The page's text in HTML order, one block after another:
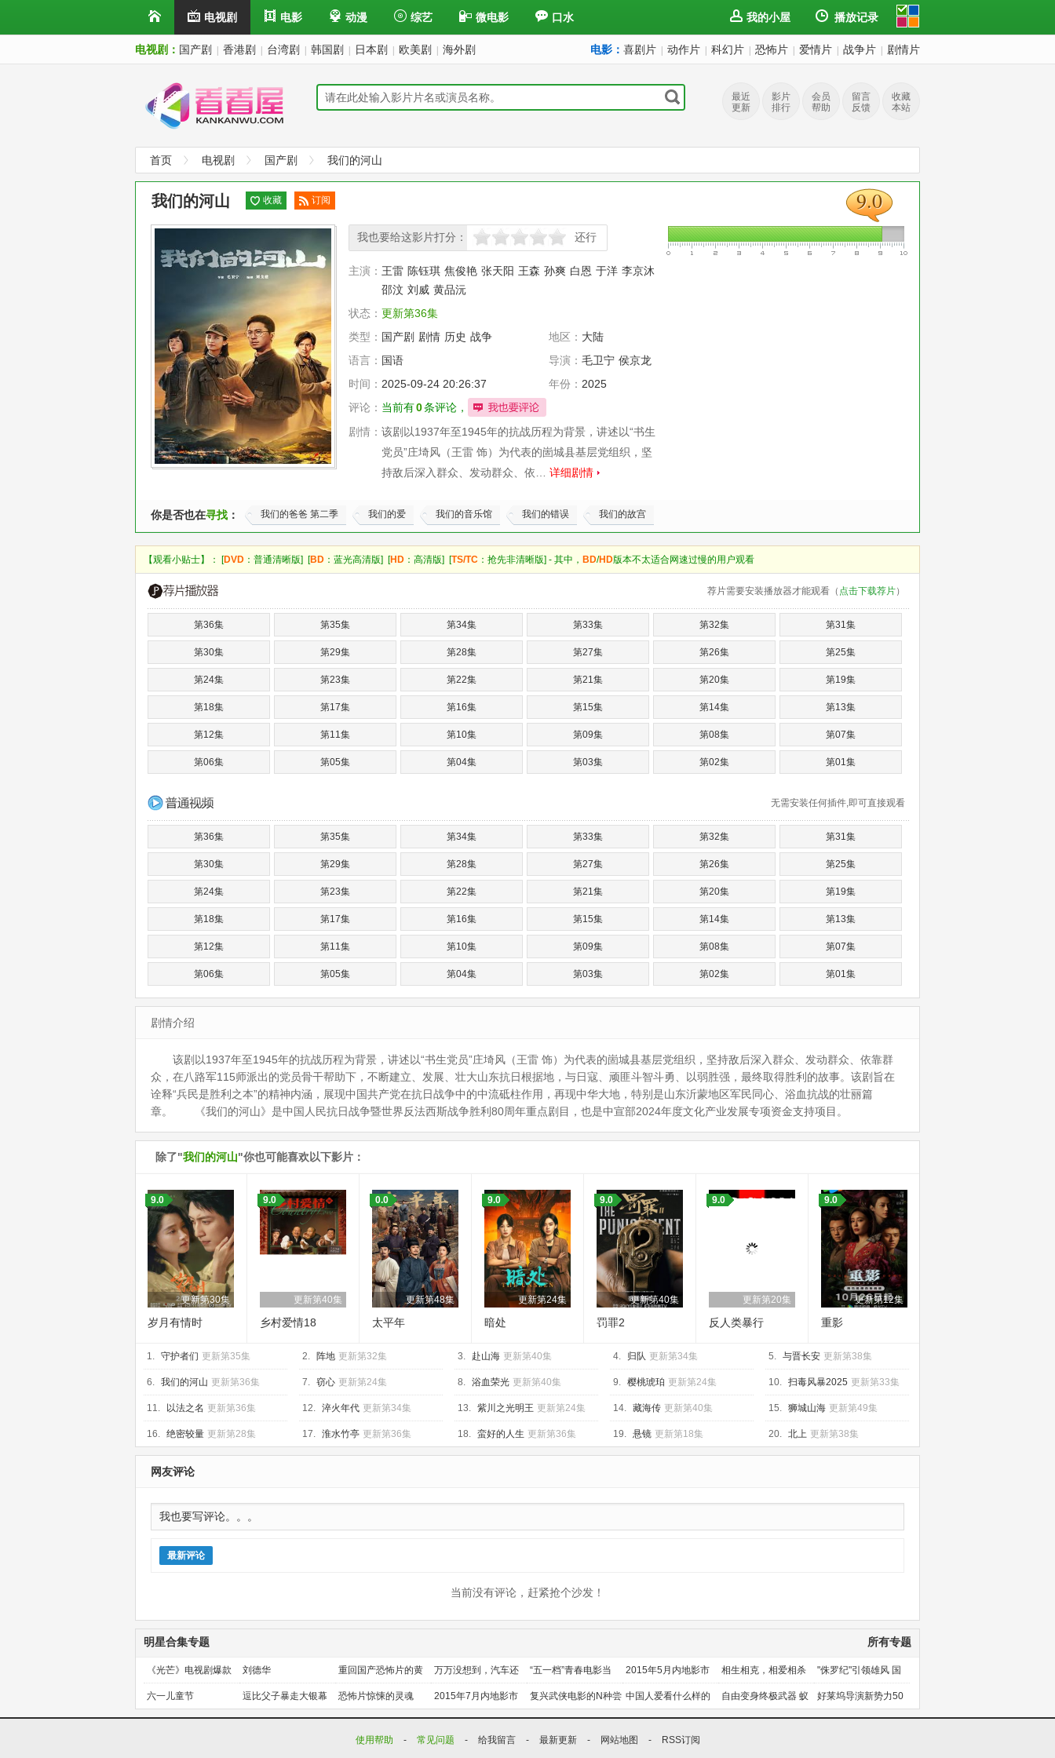
电视剧 电影 动漫 综艺 微电影 口水 我的小屋 播放记录
电视剧： 国产剧 香港剧 台湾剧 韩国剧 日本剧 欧美剧 海外剧 电影： 喜剧片 动作片 科幻片 恐怖片 爱情片 战争片 剧情片
最近
更新
影片
排行
会员
帮助
留言
反馈
收藏
本站
首页 电视剧 国产剧 我们的河山
9.0
9.0
我们的河山 收藏
订阅
我也要给这影片打分：
很差较差 还行推荐 力荐 还行
主演： 王雷 陈钰琪 焦俊艳 张天阳 王森 孙爽 白恩 于洋 李京沐
邵汶 刘威 黄品沅
状态： 更新第36集
类型： 国产剧 剧情 历史 战争 地区： 大陆
语言： 国语 导演： 毛卫宁 侯京龙
王点
时间： 2025-09-24 20:26:37 年份： 2025
评论： 当前有0条评论，
剧情： 该剧以1937年至1945年的抗战历程为背景，讲述以“书生
党员”庄埼风（王雷 饰）为代表的崮城县基层党组织，坚
持敌后深入群众、发动群众、依… 详细剧情
你是否也在寻找 ： 我们的爸爸 第二季 我们的爱 我们的音乐馆 我们的错误 我们的故宫
【观看小贴士】： [DVD ：普通清晰版] [BD ：蓝光高清版] [HD ：高清版] [TS/TC ：抢先非清晰版] - 其中， BD/HD版本不太适合网速过慢的用户观看
荐片需要安装播放器才能观看（ 点击下载荐片）
第36集 第35集 第34集 第33集 第32集 第31集
第30集 第29集 第28集 第27集 第26集 第25集
第24集 第23集 第22集 第21集 第20集 第19集
第18集 第17集 第16集 第15集 第14集 第13集
第12集 第11集 第10集 第09集 第08集 第07集
第06集 第05集 第04集 第03集 第02集 第01集
无需安装任何插件,即可直接观看
第36集 第35集 第34集 第33集 第32集 第31集
第30集 第29集 第28集 第27集 第26集 第25集
第24集 第23集 第22集 第21集 第20集 第19集
第18集 第17集 第16集 第15集 第14集 第13集
第12集 第11集 第10集 第09集 第08集 第07集
第06集 第05集 第04集 第03集 第02集 第01集
剧情介绍
该剧以1937年至1945年的抗战历程为背景，讲述以“书生党员”庄埼风（王雷 饰）为代表的崮城县基层党组织，坚持敌后深入群众、发动群众、依靠群
众，在八路军115师派出的党员骨干帮助下，不断建立、发展、壮大山东抗日根据地，与日寇、顽匪斗智斗勇、以弱胜强，最终取得胜利的故事。该剧旨在
诠释“兵民是胜利之本”的精神内涵，展现中国共产党在抗日战争中的中流砥柱作用，再现中华大地，特别是山东沂蒙地区军民同心、浴血抗战的壮丽篇
章。 《我们的河山》是中国人民抗日战争暨世界反法西斯战争胜利80周年重点剧目，也是中宣部2024年度文化产业发展专项资金支持项目。
除了"我们的河山"你也可能喜欢以下影片：
更新第30集
9.0
岁月有情时
更新第40集
9.0
乡村爱情18
更新第48集
0.0
太平年
更新第24集
9.0
暗处
更新第40集
9.0
罚罪2
更新第20集
9.0
反人类暴行
更新第12集
9.0
重影
1. 守护者们 更新第35集 2. 阵地 更新第32集 3. 赴山海 更新第40集 4. 归队 更新第34集 5. 与晋长安 更新第38集
6. 我们的河山 更新第36集 7. 窃心 更新第24集 8. 浴血荣光 更新第40集 9. 樱桃琥珀 更新第24集 10. 扫毒风暴2025 更新第33集
11. 以法之名 更新第36集 12. 淬火年代 更新第34集 13. 紫川之光明王 更新第24集 14. 藏海传 更新第40集 15. 狮城山海 更新第49集
16. 绝密较量 更新第28集 17. 淮水竹亭 更新第36集 18. 蛮好的人生 更新第36集 19. 悬镜 更新第18集 20. 北上 更新第38集
网友评论
最新评论
当前没有评论，赶紧抢个沙发！
所有专题
明星合集专题
《光芒》电视剧爆款
预定！
刘德华 重回国产恐怖片的黄
金时代
万万没想到，汽车还
能干这个？
“五一档”青春电影当
道
2015年5月内地影市
前瞻
相生相克，相爱相杀 "侏罗纪"引领雄风 国
产片下旬逆袭
六一儿童节 逗比父子暴走大银幕 恐怖片惊悚的灵魂 2015年7月内地影市
前瞻
复兴武侠电影的N种尝
试
中国人爱看什么样的
喜剧？
自由变身终极武器 蚁
人能力使用者大盘点
好莱坞导演新势力50
人上篇
使用帮助
- 常见问题 - 给我留言 - 最新更新 - 网站地图 - RSS订阅